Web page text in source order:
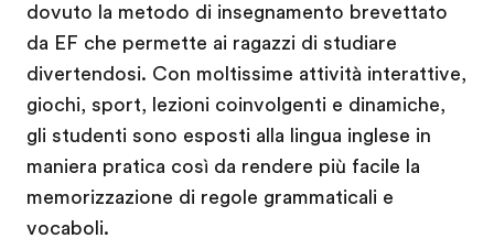
dovuto la metodo di insegnamento brevettato
da EF che permette ai ragazzi di studiare
divertendosi. Con moltissime attività interattive,
giochi, sport, lezioni coinvolgenti e dinamiche,
gli studenti sono esposti alla lingua inglese in
maniera pratica così da rendere più facile la
memorizzazione di regole grammaticali e
vocaboli.